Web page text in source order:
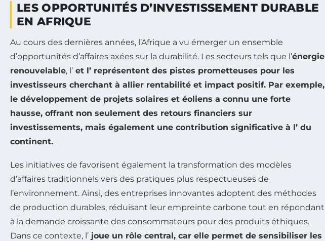
LES OPPORTUNITÉS D’INVESTISSEMENT DURABLE
EN AFRIQUE
Au cours des dernières années, l’Afrique a vu émerger un ensemble
d’opportunités d’affaires axées sur la durabilité. Les secteurs tels que l’énergie
renouvelable, l’ et l’ représentent des pistes prometteuses pour les
investisseurs cherchant à allier rentabilité et impact positif. Par exemple,
le développement de projets solaires et éoliens a connu une forte
hausse, offrant non seulement des retours financiers sur
investissements, mais également une contribution significative à l’ du
continent.
Les initiatives de favorisent également la transformation des modèles
d’affaires traditionnels vers des pratiques plus respectueuses de
l’environnement. Ainsi, des entreprises innovantes adoptent des méthodes
de production durables, réduisant leur empreinte carbone tout en répondant
à la demande croissante des consommateurs pour des produits éthiques.
Dans ce contexte, l’ joue un rôle central, car elle permet de sensibiliser les